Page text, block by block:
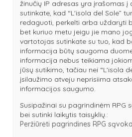
žinučių IP adresas yra įrašomas į
sutinkate, kad “L'isola del Sole”
redaguoti, perkelti arba uždaryti
bet kuriuo metu jeigu jie mano
vartotojas sutinkate su tuo, kad
informacija būtų saugoma
informacija nebus teikiama
jūsų sutikimo, tačiau nei “L'isola
įsilaužimo atveju neprisiima
informacijos saugumo.
Susipažinai su pagrindinėm RPG
bei sutinki laikytis taisyklių.:
Peržiūrėti pagrindines RPG